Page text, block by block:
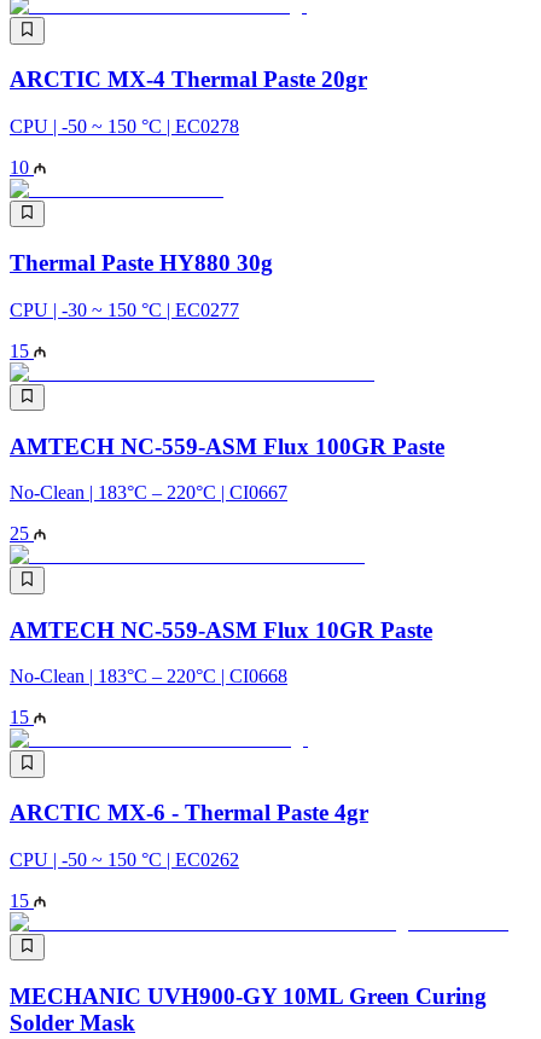
ARCTIC MX-4 Thermal Paste 20gr
CPU | -50 ~ 150 °C | EC0278
10
Thermal Paste HY880 30g
CPU | -30 ~ 150 °C | EC0277
15
AMTECH NC-559-ASM Flux 100GR Paste
No-Clean | 183°C – 220°C | CI0667
25
AMTECH NC-559-ASM Flux 10GR Paste
No-Clean | 183°C – 220°C | CI0668
15
ARCTIC MX-6 - Thermal Paste 4gr
CPU | -50 ~ 150 °C | EC0262
15
MECHANIC UVH900-GY 10ML Green Curing
Solder Mask